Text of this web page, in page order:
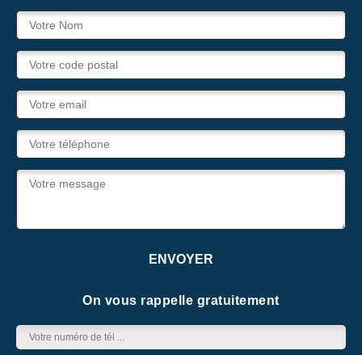
On vous rappelle gratuitement